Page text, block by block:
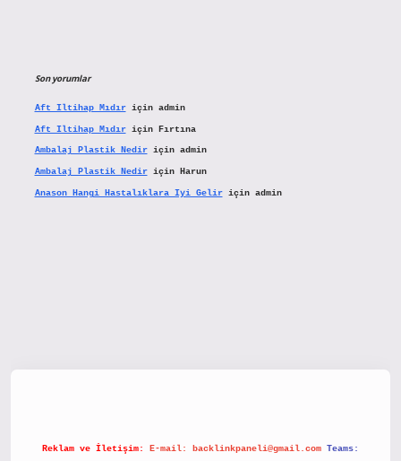
Son yorumlar
Aft Iltihap Mıdıriçin admin
Aft Iltihap Mıdıriçin Fırtına
Ambalaj Plastik Nediriçin admin
Ambalaj Plastik Nediriçin Harun
Anason Hangi Hastalıklara Iyi Geliriçin admin
Reklam ve İletişim: E-mail: backlinkpaneli@gmail.com Teams: